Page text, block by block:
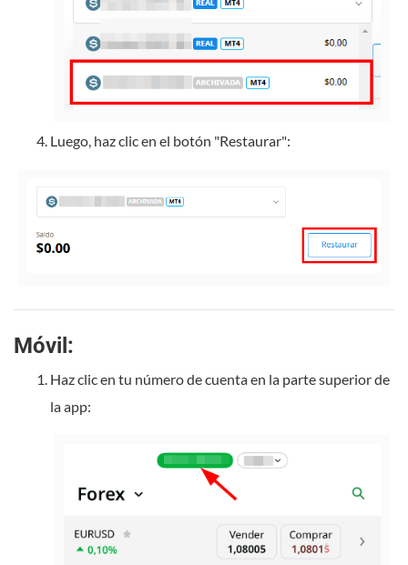
Luego, haz clic en el botón "Restaurar":
Móvil:
Haz clic en tu número de cuenta en la parte superior de
la app: